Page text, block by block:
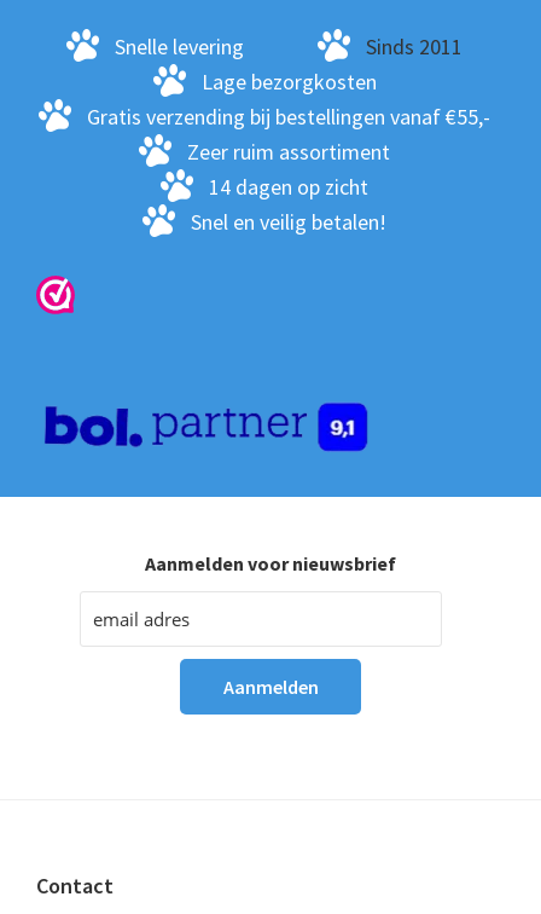
Snelle levering
Sinds 2011
Lage bezorgkosten
Gratis verzending bij bestellingen vanaf €55,-
Zeer ruim assortiment
14 dagen op zicht
Snel en veilig betalen!
Aanmelden voor nieuwsbrief
Footer
Contact